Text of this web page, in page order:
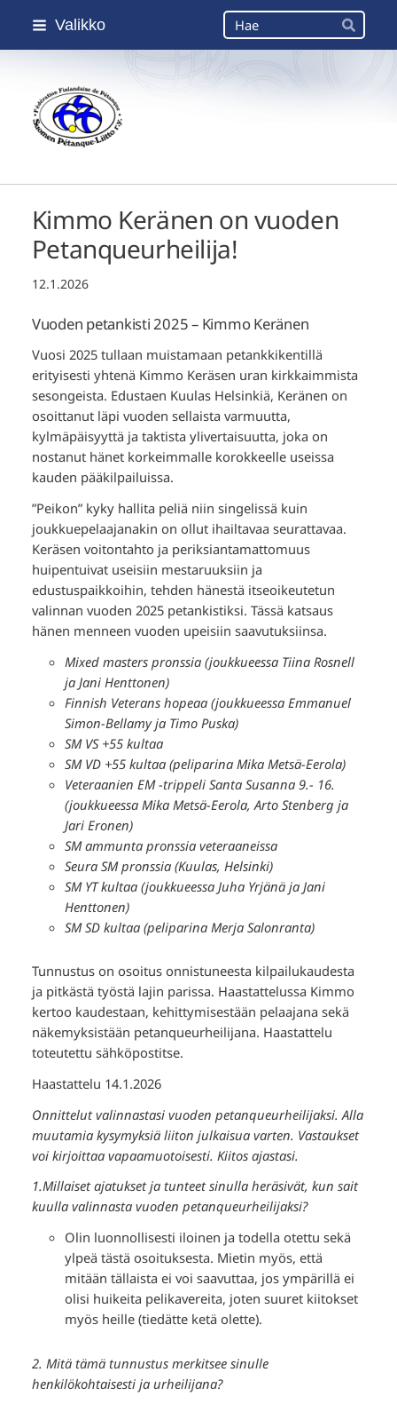
Siirry
Valikko Haku
Hae
Suomen Petanque-Liitto
Kimmo Keränen on vuoden
Petanqueurheilija!
12.1.2026
Vuoden petankisti 2025 – Kimmo Keränen
Vuosi 2025 tullaan muistamaan petankkikentillä
erityisesti yhtenä Kimmo Keräsen uran kirkkaimmista
sesongeista. Edustaen Kuulas Helsinkiä, Keränen on
osoittanut läpi vuoden sellaista varmuutta,
kylmäpäisyyttä ja taktista ylivertaisuutta, joka on
nostanut hänet korkeimmalle korokkeelle useissa
kauden pääkilpailuissa.
”Peikon” kyky hallita peliä niin singelissä kuin
joukkuepelaajanakin on ollut ihailtavaa seurattavaa.
Keräsen voitontahto ja periksiantamattomuus
huipentuivat useisiin mestaruuksiin ja
edustuspaikkoihin, tehden hänestä itseoikeutetun
valinnan vuoden 2025 petankistiksi. Tässä katsaus
hänen menneen vuoden upeisiin saavutuksiinsa.
Mixed masters pronssia (joukkueessa Tiina Rosnell
ja Jani Henttonen)
Finnish Veterans hopeaa (joukkueessa Emmanuel
Simon-Bellamy ja Timo Puska)
SM VS +55 kultaa
SM VD +55 kultaa (peliparina Mika Metsä-Eerola)
Veteraanien EM -trippeli Santa Susanna 9.- 16.
(joukkueessa Mika Metsä-Eerola, Arto Stenberg ja
Jari Eronen)
SM ammunta pronssia veteraaneissa
Seura SM pronssia (Kuulas, Helsinki)
SM YT kultaa (joukkueessa Juha Yrjänä ja Jani
Henttonen)
SM SD kultaa (peliparina Merja Salonranta)
Tunnustus on osoitus onnistuneesta kilpailukaudesta
ja pitkästä työstä lajin parissa. Haastattelussa Kimmo
kertoo kaudestaan, kehittymisestään pelaajana sekä
näkemyksistään petanqueurheilijana. Haastattelu
toteutettu sähköpostitse.
Haastattelu 14.1.2026
Onnittelut valinnastasi vuoden petanqueurheilijaksi. Alla
muutamia kysymyksiä liiton julkaisua varten. Vastaukset
voi kirjoittaa vapaamuotoisesti. Kiitos ajastasi.
1.Millaiset ajatukset ja tunteet sinulla heräsivät, kun sait
kuulla valinnasta vuoden petanqueurheilijaksi?
Olin luonnollisesti iloinen ja todella otettu sekä
ylpeä tästä osoituksesta. Mietin myös, että
mitään tällaista ei voi saavuttaa, jos ympärillä ei
olisi huikeita pelikavereita, joten suuret kiitokset
myös heille (tiedätte ketä olette).
2. Mitä tämä tunnustus merkitsee sinulle
henkilökohtaisesti ja urheilijana?